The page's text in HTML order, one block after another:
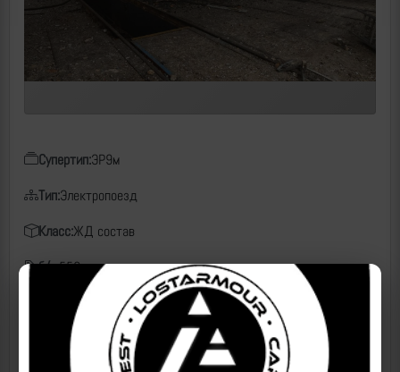
Супертип:ЭР9м
Тип:Электропоезд
Класс:ЖД состав
б/н:559
06.12.2025
Место:
депо РПЧ Фастов